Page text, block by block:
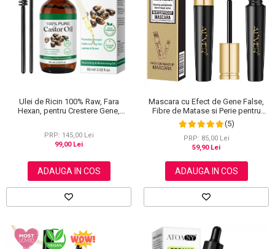
Scrub / Balsam de buze
Netestate pe Animale
Ulei de Ricin 100% Raw, Fara
Hexan, pentru Crestere Gene,
PRP: 145,00 Lei
99,00 Lei
ADAUGA IN COS
Mascara cu Efect de Gene False,
Fibre de Matase si Perie pentru
Curbare, Aliver 4D Extra Volume,
Waterproof, Negru,10 g
(5)
PRP: 85,00 Lei
59,90 Lei
ADAUGA IN COS